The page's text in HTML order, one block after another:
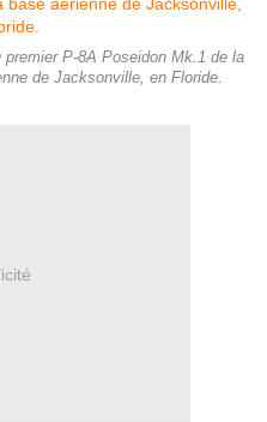
P-8A Poseidon Mk.1 de la
de Jacksonville, en Floride.